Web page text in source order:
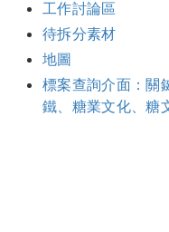
工作討論區
待拆分素材
地圖
標案查詢介面：關
鐵、糖業文化、糖